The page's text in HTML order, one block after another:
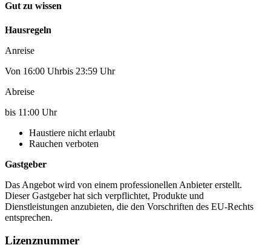
Gut zu wissen
Hausregeln
Anreise
Von 16:00 Uhrbis 23:59 Uhr
Abreise
bis 11:00 Uhr
Haustiere nicht erlaubt
Rauchen verboten
Gastgeber
Das Angebot wird von einem professionellen Anbieter erstellt.
Dieser Gastgeber hat sich verpflichtet, Produkte und
Dienstleistungen anzubieten, die den Vorschriften des EU-Rechts
entsprechen.
Lizenznummer